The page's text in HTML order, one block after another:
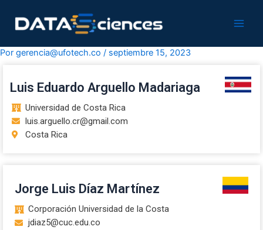
contenido
Por gerencia@ufotech.co / septiembre 15, 2023
Luis Eduardo Arguello Madariaga
Universidad de Costa Rica
luis.arguello.cr@gmail.com
Costa Rica
Jorge Luis Díaz Martínez
Corporación Universidad de la Costa
jdiaz5@cuc.edu.co
entradas